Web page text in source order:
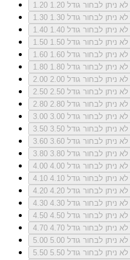
1.20
לא ניתן לבחור גודל 1.20
1.30
לא ניתן לבחור גודל 1.30
1.40
לא ניתן לבחור גודל 1.40
1.50
לא ניתן לבחור גודל 1.50
1.60
לא ניתן לבחור גודל 1.60
1.80
לא ניתן לבחור גודל 1.80
2.00
לא ניתן לבחור גודל 2.00
2.50
לא ניתן לבחור גודל 2.50
2.80
לא ניתן לבחור גודל 2.80
3.00
לא ניתן לבחור גודל 3.00
3.50
לא ניתן לבחור גודל 3.50
3.60
לא ניתן לבחור גודל 3.60
3.80
לא ניתן לבחור גודל 3.80
4.00
לא ניתן לבחור גודל 4.00
4.10
לא ניתן לבחור גודל 4.10
4.20
לא ניתן לבחור גודל 4.20
4.30
לא ניתן לבחור גודל 4.30
4.50
לא ניתן לבחור גודל 4.50
4.70
לא ניתן לבחור גודל 4.70
5.00
לא ניתן לבחור גודל 5.00
5.50
לא ניתן לבחור גודל 5.50